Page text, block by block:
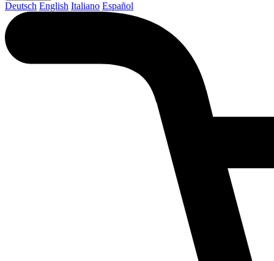
Deutsch English Italiano Español